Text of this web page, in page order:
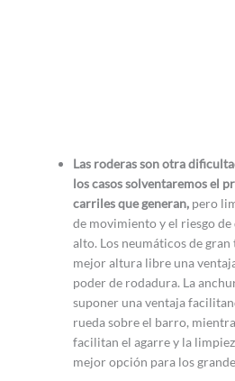
Las roderas son otra
los casos solventaremos el
carriles que generan, pero
de movimiento y el riesgo de
alto. Los neumáticos de
mejor altura libre una
poder de rodadura. La
suponer una ventaja
rueda sobre el barro,
facilitan el agarre y la
mejor opción para los